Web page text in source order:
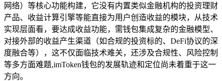
网络）等核心功能构建，它没有内置类似金融机构的投资理财
产品、收益计算引擎等能直接为用户创造收益的模块，从技术
实现层面看，要达成收益功能，需钱包集成复杂的金融模型、
对接外部的收益产生渠道（如合规的投资标的、DeFi协议的深
度融合等），这不仅面临技术难关，还涉及合规性、风险控制
等多方面难题,imToken钱包的发展轨迹和定位尚未着重于这一
方向。